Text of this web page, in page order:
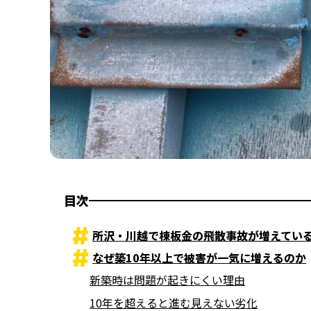
目次
所沢・川越で棟板金の飛散事故が増えてい
なぜ築10年以上で被害が一気に増えるのか
新築時は問題が起きにくい理由
10年を超えると進む見えない劣化